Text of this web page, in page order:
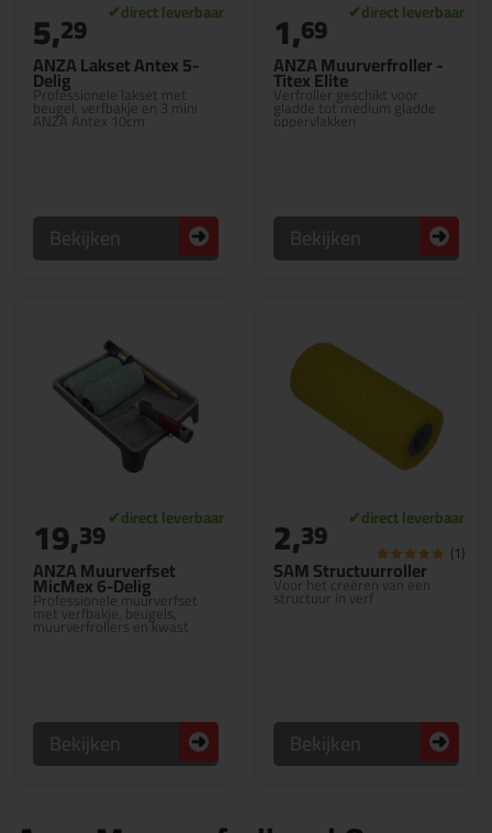
ANZA Lakset Antex 5-
Delig
Professionele lakset met
beugel, verfbakje en 3 mini
ANZA Antex 10cm
5,29
Bekijken
ANZA Muurverfroller -
Titex Elite
Verfroller geschikt voor
gladde tot medium gladde
oppervlakken
1,69
Bekijken
ANZA Muurverfset
MicMex 6-Delig
Professionele muurverfset
met verfbakje, beugels,
muurverfrollers en kwast
19,39
Bekijken
SAM Structuurroller
Voor het creëren van een
structuur in verf
2,39 (1)
Bekijken